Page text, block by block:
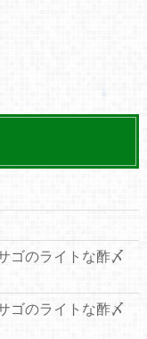
ゴのライトな酢〆
ゴのライトな酢〆